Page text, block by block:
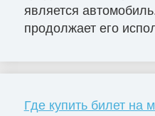
является
продолжает его
Где купить билет на